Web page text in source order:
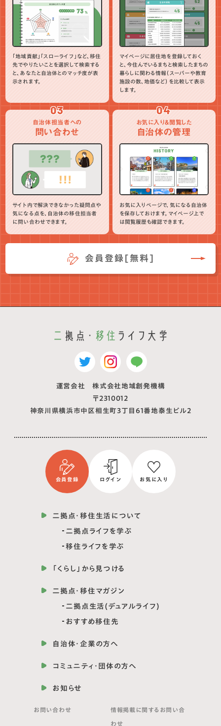
「地域貢献」「スローライフ」など、移住
先でやりたいことを選択して検索する
と、あなたと自治体とのマッチ度が表
示されます。
マイページに居住地を登録しておく
と、今住んでいるまちと検索したまちの
暮らしに関わる情報（スーパーや教育
施設の数、地価など）を比較して表示
します。
03
自治体担当者への
問い合わせ
サイト内で解決できなかった疑問点や
気になる点を、自治体の移住担当者
に問い合わせできます。
04
お気に入り＆閲覧した
自治体の管理
お気に入りページで、気になる自治体
を保存しておけます。マイページ上で
は閲覧履歴も確認できます。
会員登録[無料]
運営会社 株式会社地域創発機構
〒2310012
神奈川県横浜市中区相生町3丁目61番地泰生ビル2
会員登録 ログイン お気に入り
二拠点・移住生活について
二拠点ライフを学ぶ
移住ライフを学ぶ
「くらし」から見つける
二拠点・移住マガジン
二拠点生活(デュアルライフ)
おすすめ移住先
自治体・企業の方へ
コミュニティ・団体の方へ
お知らせ
お問い合わせ 情報掲載に関する お問い合
わせ